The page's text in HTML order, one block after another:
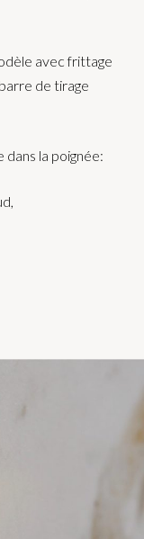
avec frittage
de tirage
dans la poignée: